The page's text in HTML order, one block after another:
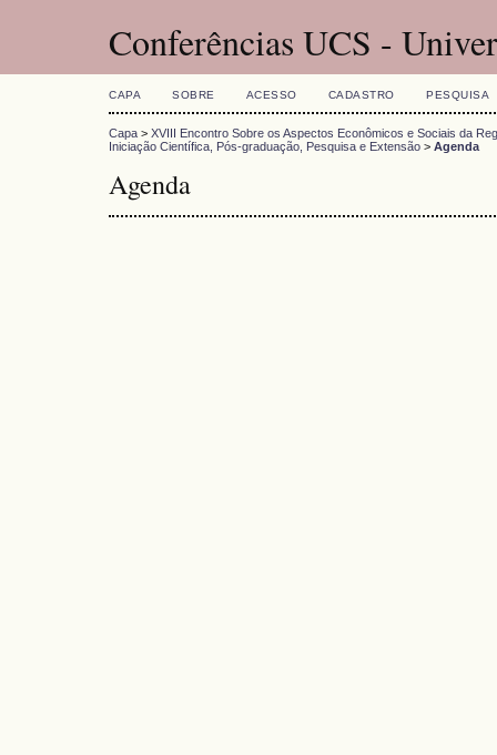
Conferências UCS -
CAPA SOBRE ACESSO CADASTRO PESQUISA
Capa > XVIII Encontro Sobre os Aspectos Econômicos e Sociais da
Iniciação Científica, Pós-graduação, Pesquisa e Extensão > Agenda
Agenda